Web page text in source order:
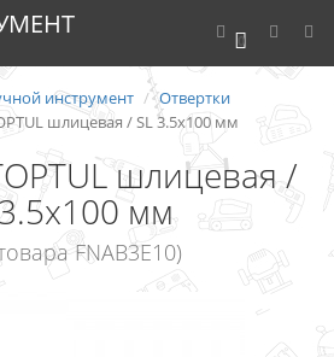
0
инструмент
Отвертки
шлицевая / SL 3.5х100 мм
шлицевая /
мм
FNAB3E10)